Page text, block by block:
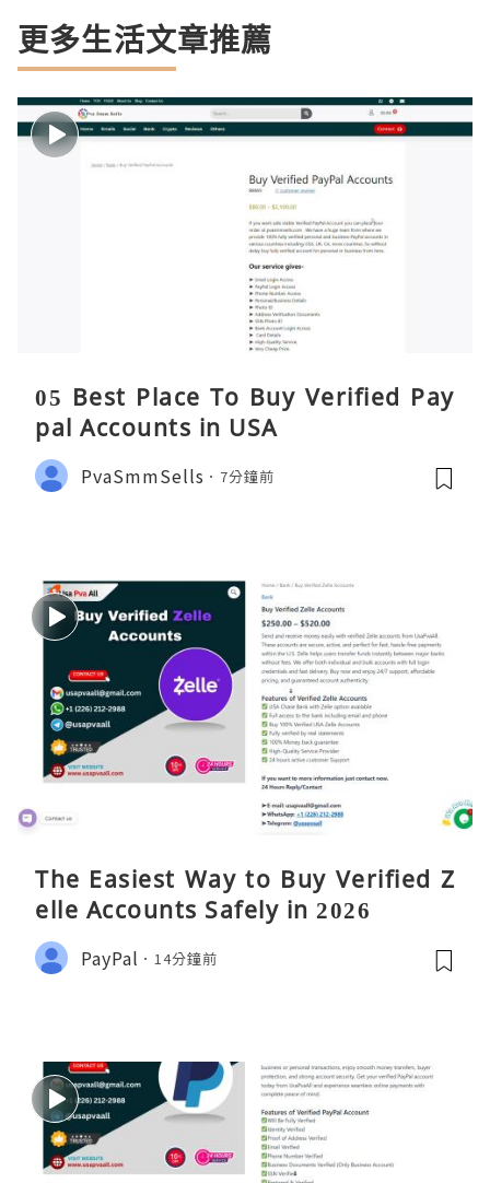
更多生活文章推薦
05 Best Place To Buy Verified Pay
pal Accounts in USA
PvaSmmSells 7分鐘前
The Easiest Way to Buy Verified Z
elle Accounts Safely in 2026
PayPal 14分鐘前